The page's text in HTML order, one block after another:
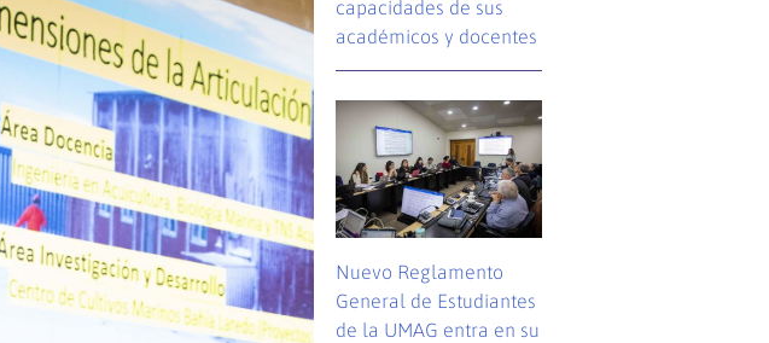
capacidades de sus
académicos y docentes
Nuevo Reglamento
General de Estudiantes
de la UMAG entra en su